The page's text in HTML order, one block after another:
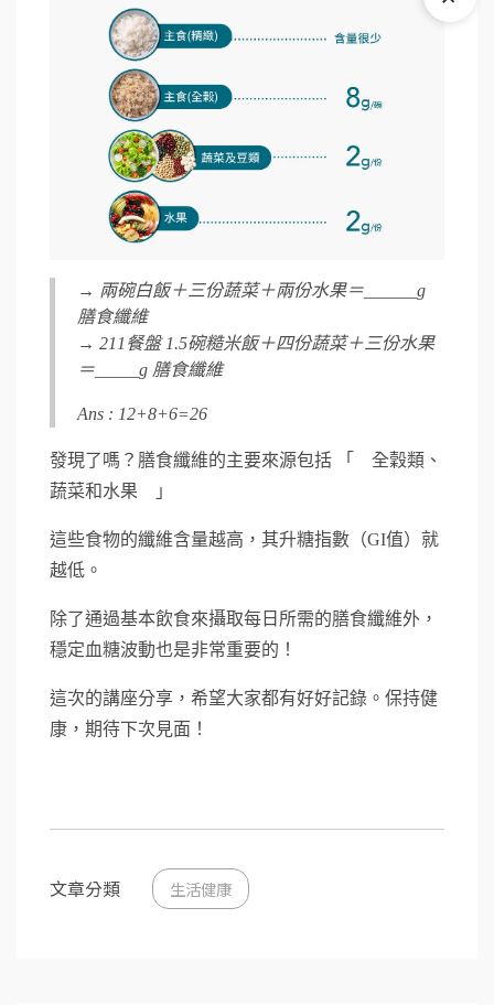
→ 兩碗⽩飯＋三份蔬菜＋兩份⽔果＝______g
膳⾷纖維
→ 211餐盤 1.5碗糙⽶飯＋四份蔬菜＋三份⽔果
＝_____g 膳⾷纖維
Ans : 12+8+6=26
發現了嗎？膳食纖維的主要來源包括 「 全穀類、
蔬菜和水果 」
這些食物的纖維含量越高，其升糖指數（GI值）就
越低。
除了通過基本飲食來攝取每日所需的膳食纖維外，
穩定血糖波動也是非常重要的！
這次的講座分享，希望大家都有好好記錄。保持健
康，期待下次見面！
文章分類 生活健康